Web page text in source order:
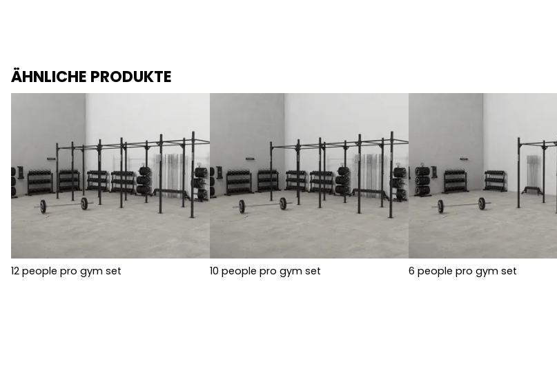
ÄHNLICHE PRODUKTE
12 people pro gym set 10 people pro gym set 6 people pro gym set